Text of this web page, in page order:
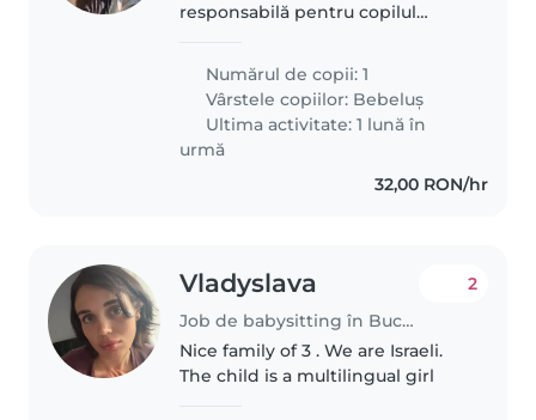
responsabilă pentru copilul
de viață și iubitor de joc. Ne-ar
plăcea foarte mult dacă ar fi
confortabilă cu gătitul și..
Numărul de copii: 1
Vârstele copiilor: Bebeluș
Ultima activitate: 1 lună în
urmă
32,00 RON/hr
Vladyslava
Job de babysitting în București
2
Nice family of 3 . We are Israeli.
The child is a multilingual girl